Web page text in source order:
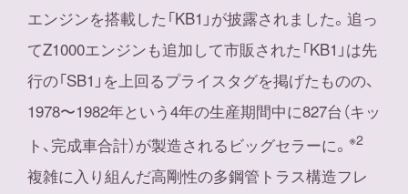
エンジンを搭載した「KB1」が披露されました。追っ
てZ1000エンジンも追加して市販された「KB1」は先
行の「SB1」を上回るプライスタグを掲げたものの、
1978〜1982年という4年の生産期間中に827台（キッ
ト、完成車合計）が製造されるビッグセラーに。 ※2
複雑に入り組んだ高剛性の多鋼管トラス構造フレ